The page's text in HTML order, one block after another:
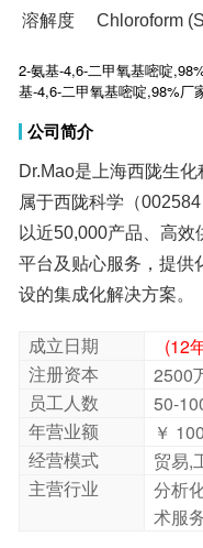
溶解度
Chloroform
2-氨基-4,6-二甲氧基嘧啶
基-4,6-二甲氧基嘧啶,98%厂
公司简介
Dr.Mao是上海西陇生
属于西陇科学（
以近50,000产品、高
平台及贴心服务，提
设的集成化解决方案。
成立日期
(12
注册资本
2500
员工人数
50-
年营业额
￥
经营模式
贸易,
主营行业
分析
术服